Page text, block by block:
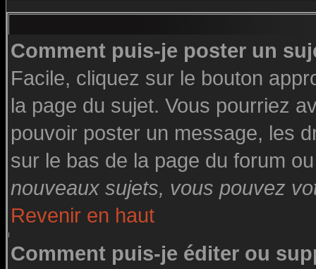
Comment puis-je poster un
Facile, cliquez sur le bouton
la page du sujet. Vous pourriez
pouvoir poster un message, les
sur le bas de la page du forum
nouveaux sujets, vous pouvez
Revenir en haut
Comment puis-je éditer ou